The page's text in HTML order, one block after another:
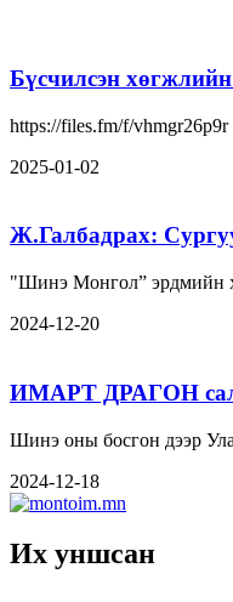
Бүсчилсэн
https://files.fm/f/vhmgr26p9r
2025-01-02
Ж.Галбадрах:
"Шинэ Монгол” эрдмийн
2024-12-20
ИМАРТ ДРАГОН
Шинэ оны босгон дээр
2024-12-18
Их уншсан